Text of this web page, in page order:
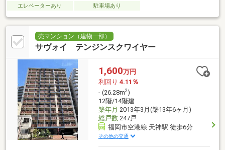
エレベーターあり
駐車場あり
売マンション（建物一部）
サヴォイ テンジンスクワイヤー
1,600万円
利回り 4.11％
- (26.28m2)
12階/14階建
築年月 2013年3月(築13年6ヶ月)
総戸数247戸
福岡市空港線 天神駅 徒歩6分
その他の交通